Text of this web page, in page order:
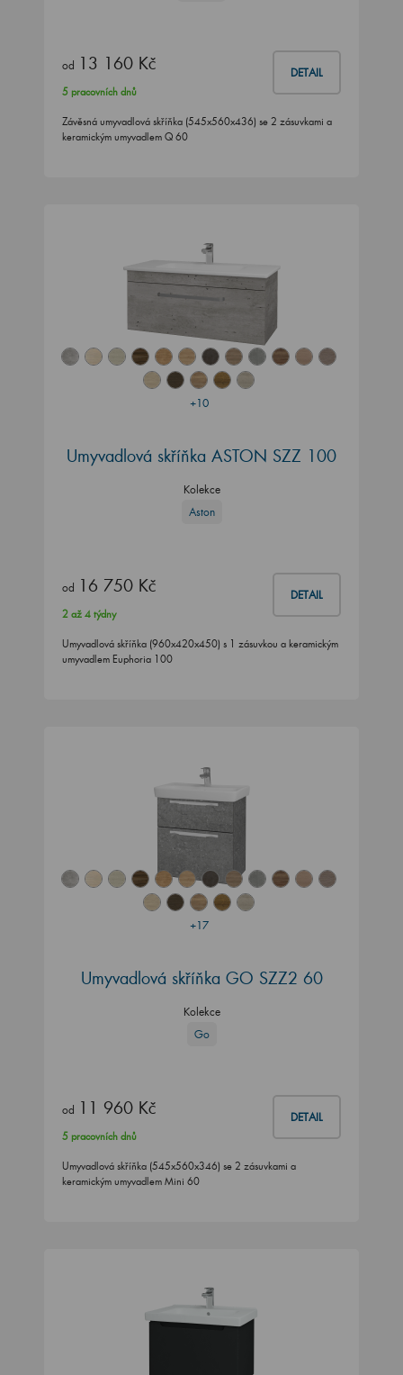
od 13 160 Kč DETAIL
5 pracovních dnů
Závěsná umyvadlová skříňka (545x560x436) se 2 zásuvkami a
keramickým umyvadlem Q 60
+10
Umyvadlová skříňka ASTON SZZ 100
Kolekce
Aston
od 16 750 Kč DETAIL
2 až 4 týdny
Umyvadlová skříňka (960x420x450) s 1 zásuvkou a keramickým
umyvadlem Euphoria 100
+17
Umyvadlová skříňka GO SZZ2 60
Kolekce
Go
od 11 960 Kč DETAIL
5 pracovních dnů
Umyvadlová skříňka (545x560x346) se 2 zásuvkami a
keramickým umyvadlem Mini 60